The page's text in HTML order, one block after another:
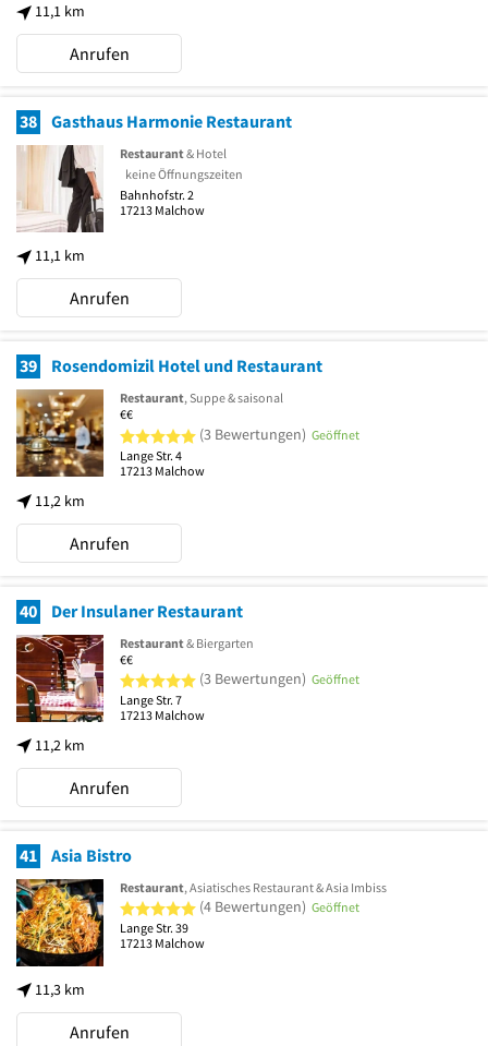
11,1 km
Anrufen
38 Gasthaus Harmonie Restaurant
11,1 km
Restaurant& Hotel
keine Öffnungszeiten
Bahnhofstr. 2
17213 Malchow
Anrufen
39 Rosendomizil Hotel und Restaurant
11,2 km
Restaurant, Suppe & saisonal
€€
5 von 5 Sternen
(3 Bewertungen) Geöffnet
Lange Str. 4
17213 Malchow
Anrufen
40 Der Insulaner Restaurant
11,2 km
Restaurant& Biergarten
€€
5 von 5 Sternen
(3 Bewertungen) Geöffnet
Lange Str. 7
17213 Malchow
Anrufen
41 Asia Bistro
11,3 km
Restaurant, Asiatisches Restaurant & Asia Imbiss
5 von 5 Sternen
(4 Bewertungen) Geöffnet
Lange Str. 39
17213 Malchow
Anrufen